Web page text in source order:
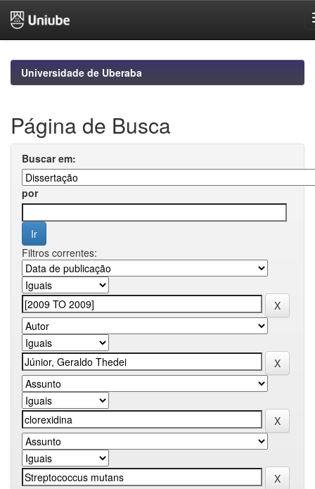
navigationUniversidade de Uberaba
Página de Busca
Buscar em:
por
Filtros correntes: